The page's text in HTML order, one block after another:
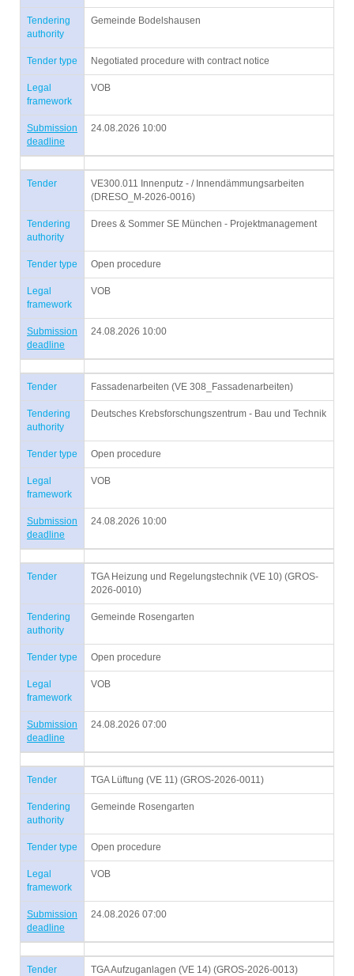
Tendering
authority
Gemeinde Bodelshausen
Tender type Negotiated procedure with contract notice
Legal
framework
VOB
Submission
deadline
24.08.2026 10:00
Tender
VE300.011 Innenputz - / Innendämmungsarbeiten
(DRESO_M-2026-0016)
Tendering
authority
Drees & Sommer SE München - Projektmanagement
Tender type Open procedure
Legal
framework
VOB
Submission
deadline
24.08.2026 10:00
Tender Fassadenarbeiten (VE 308_Fassadenarbeiten)
Tendering
authority
Deutsches Krebsforschungszentrum - Bau und Technik
Tender type Open procedure
Legal
framework
VOB
Submission
deadline
24.08.2026 10:00
Tender
TGA Heizung und Regelungstechnik (VE 10) (GROS-
2026-0010)
Tendering
authority
Gemeinde Rosengarten
Tender type Open procedure
Legal
framework
VOB
Submission
deadline
24.08.2026 07:00
Tender TGA Lüftung (VE 11) (GROS-2026-0011)
Tendering
authority
Gemeinde Rosengarten
Tender type Open procedure
Legal
framework
VOB
Submission
deadline
24.08.2026 07:00
Tender TGA Aufzuganlagen (VE 14) (GROS-2026-0013)